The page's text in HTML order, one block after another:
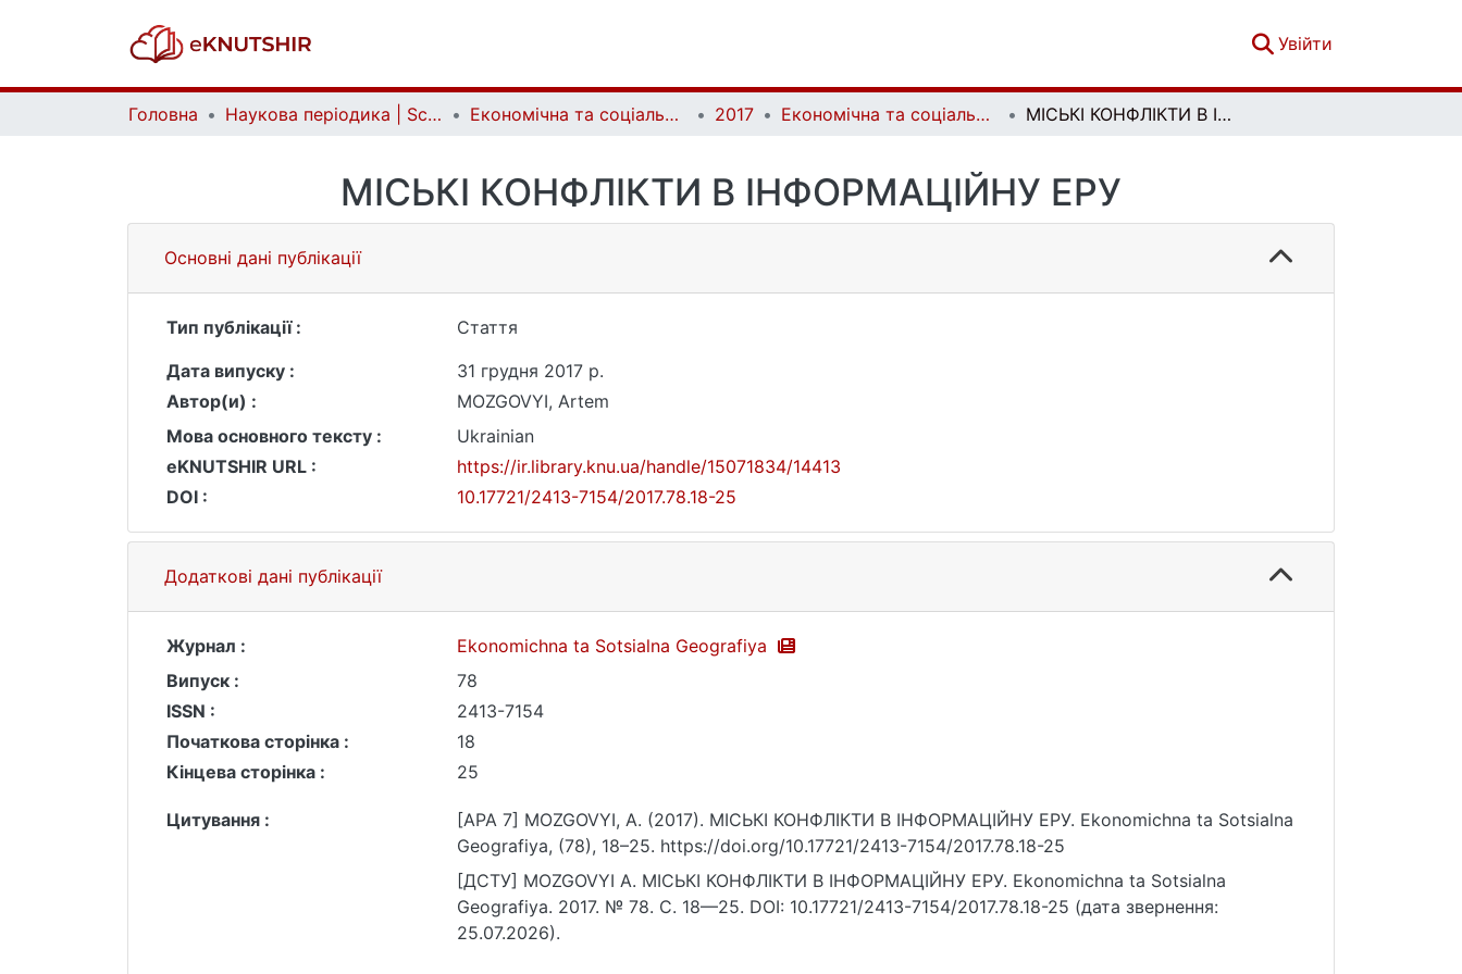
Увійти
Головна Наукова періодика | Scientific periodicals Економічна та соціальна географія | Ekonomichna ta Sotsialna Geografiya 2017 Економічна та соціальна географія. Випуск 78 МІСЬКІ КОНФЛІКТИ В ІНФОРМАЦІЙНУ ЕРУ
МІСЬКІ КОНФЛІКТИ В ІНФОРМАЦІЙНУ ЕРУ
Основні дані публікації
Тип публікації :
Стаття
Дата випуску :
31 грудня 2017 р.
Автор(и) :
MOZGOVYI, Artem
Мова основного тексту :
Ukrainian
eKNUTSHIR URL :
https://ir.library.knu.ua/handle/15071834/14413
DOI :
10.17721/2413-7154/2017.78.18-25
Додаткові дані публікації
Журнал :
Ekonomichna ta Sotsialna Geografiya
Випуск :
78
ISSN :
2413-7154
Початкова сторінка :
18
Кінцева сторінка :
25
Цитування :
[APA 7] MOZGOVYI, A. (2017). МІСЬКІ КОНФЛІКТИ В ІНФОРМАЦІЙНУ ЕРУ. Ekonomichna ta Sotsialna
Geografiya, (78), 18–25. https://doi.org/10.17721/2413-7154/2017.78.18-25
[ДСТУ] MOZGOVYI A. МІСЬКІ КОНФЛІКТИ В ІНФОРМАЦІЙНУ ЕРУ. Ekonomichna ta Sotsialna
Geografiya. 2017. № 78. С. 18—25. DOI: 10.17721/2413-7154/2017.78.18-25 (дата звернення:
25.07.2026).